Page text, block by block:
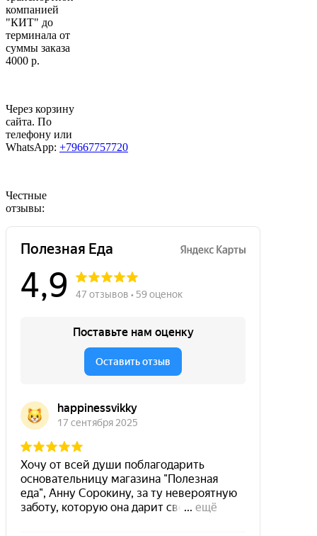
компанией
"КИТ" до
терминала от
суммы заказа
4000 р.
Через корзину
сайта. По
телефону или
WhatsApp: +79667757720
Честные
отзывы: